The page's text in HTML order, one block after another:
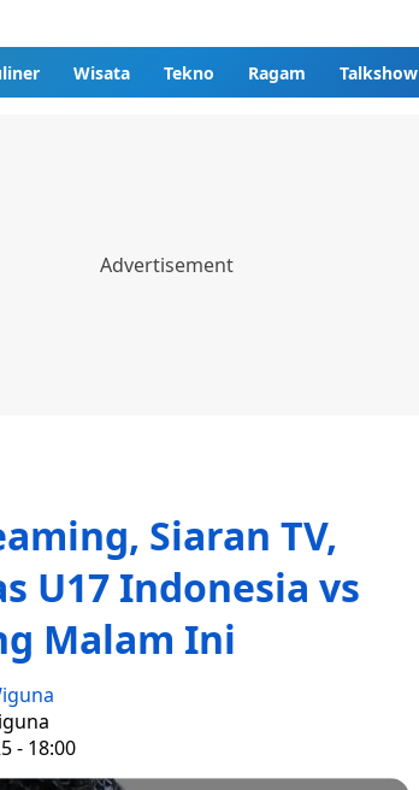
Wisata Tekno Ragam Talkshow
Siaran TV,
U17 Indonesia vs
Malam Ini
- 18:00